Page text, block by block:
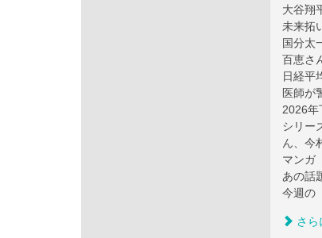
大谷翔
未来拓
国分太
百恵さ
日経平
医師が
2026年
シリー
ん、今
マンガ
あの話
今週の
さら